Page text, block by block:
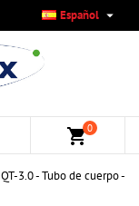
Español 
shopping_cart0
QT-3.0 - Tubo de cuerpo -
×
×
lista de deseos
×
en su lista de
Iniciar sesión